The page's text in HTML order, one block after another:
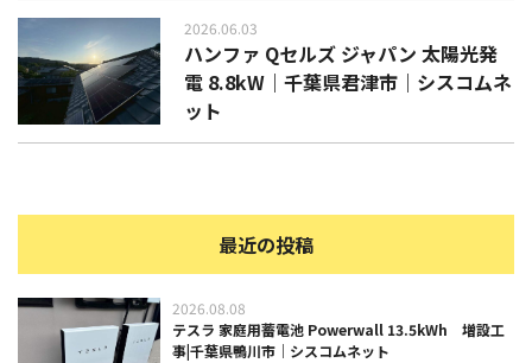
2026.06.03
ハンファ Qセルズ ジャパン 太陽光発
電 8.8kW｜千葉県君津市｜シスコムネ
ット
最近の投稿
2026.08.08
テスラ 家庭用蓄電池 Powerwall 13.5kWh 増設工
事|千葉県鴨川市｜シスコムネット